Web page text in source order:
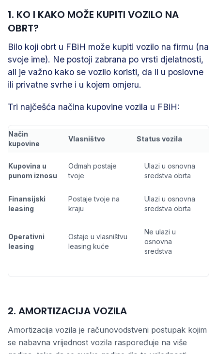
1. KO I KAKO MOŽE KUPITI VOZILO NA
OBRT?
Bilo koji obrt u FBiH može kupiti vozilo na firmu (na
svoje ime). Ne postoji zabrana po vrsti djelatnosti,
ali je važno kako se vozilo koristi, da li u poslovne
ili privatne svrhe i u kojem omjeru.
Tri najčešća načina kupovine vozila u FBiH:
Način
kupovine
Vlasništvo Status vozila
Kupovina u
punom iznosu
Odmah postaje
tvoje
Ulazi u osnovna
sredstva obrta
Finansijski
leasing
Postaje tvoje na
kraju
Ulazi u osnovna
sredstva obrta
Operativni
leasing
Ostaje u vlasništvu
leasing kuće
Ne ulazi u
osnovna
sredstva
2. AMORTIZACIJA VOZILA
Amortizacija vozila je računovodstveni postupak kojim
se nabavna vrijednost vozila raspoređuje na više